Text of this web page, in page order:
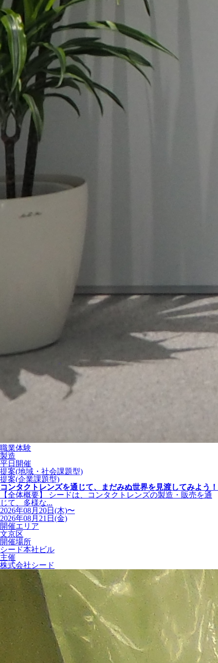
職業体験
製造
平日開催
提案(地域・社会課題型)
提案(企業課題型)
コンタクトレンズを通じて、まだみぬ世界を見渡してみよう！
【全体概要】 シードは、コンタクトレンズの製造・販売を通
じて、多様な...
2026年08月20日(木)〜
2026年08月21日(金)
開催エリア
文京区
開催場所
シード本社ビル
主催
株式会社シード